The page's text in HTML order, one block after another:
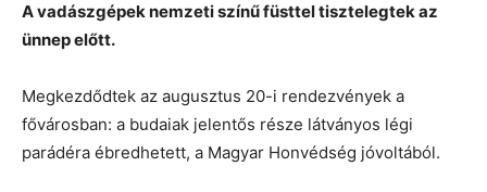
A vadászgépek nemzeti színű füsttel tisztelegtek az
ünnep előtt.
Megkezdődtek az augusztus 20-i rendezvények a
fővárosban: a budaiak jelentős része látványos légi
parádéra ébredhetett, a Magyar Honvédség jóvoltából.